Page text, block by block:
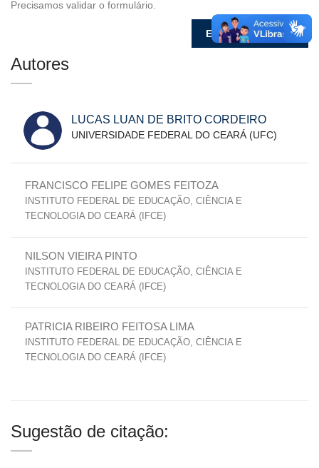
Precisamos validar o formulário.
Autores
LUCAS LUAN DE BRITO CORDEIRO
UNIVERSIDADE FEDERAL DO CEARÁ (UFC)
FRANCISCO FELIPE GOMES FEITOZA
INSTITUTO FEDERAL DE EDUCAÇÃO, CIÊNCIA E
TECNOLOGIA DO CEARÁ (IFCE)
NILSON VIEIRA PINTO
INSTITUTO FEDERAL DE EDUCAÇÃO, CIÊNCIA E
TECNOLOGIA DO CEARÁ (IFCE)
PATRICIA RIBEIRO FEITOSA LIMA
INSTITUTO FEDERAL DE EDUCAÇÃO, CIÊNCIA E
TECNOLOGIA DO CEARÁ (IFCE)
Sugestão de citação: